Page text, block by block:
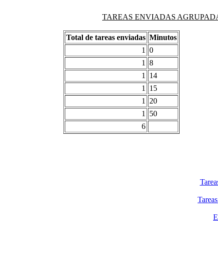
TAREAS ENVIADAS
Total de tareas enviadas Minutos
1
0
1
8
1
14
1
15
1
20
1
50
6